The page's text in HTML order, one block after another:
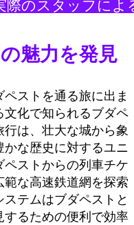
際のスタッフによ
魅力を発見
ストを通る旅に出ま
文化で知られるブダペ
は、壮大な城から象
な歴史に対するユニ
ストからの列車チケ
な高速鉄道網を探索
テムはブダペストと
るための便利で効率